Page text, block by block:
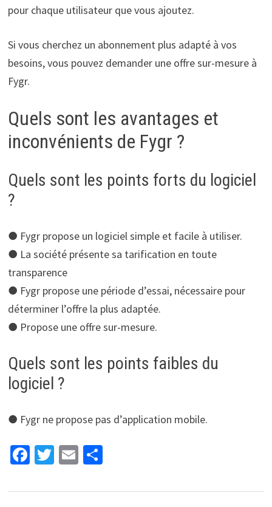
pour chaque utilisateur que vous ajoutez.
Si vous cherchez un abonnement plus adapté à vos
besoins, vous pouvez demander une offre sur-mesure à
Fygr.
Quels sont les avantages et
inconvénients de Fygr ?
Quels sont les points forts du logiciel
?
● Fygr propose un logiciel simple et facile à utiliser.
● La société présente sa tarification en toute
transparence
● Fygr propose une période d’essai, nécessaire pour
déterminer l’offre la plus adaptée.
● Propose une offre sur-mesure.
Quels sont les points faibles du
logiciel ?
● Fygr ne propose pas d’application mobile.
Fa
b
T
tt
E
ai
P
ta